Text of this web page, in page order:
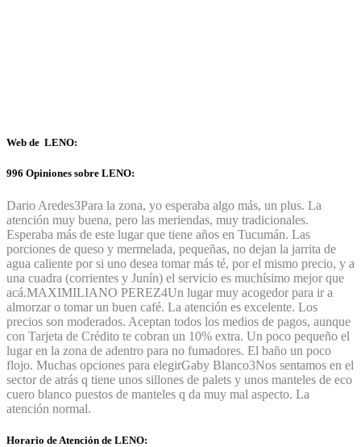
Web de LENO:
996 Opiniones sobre LENO:
Dario Aredes3Para la zona, yo esperaba algo más, un plus. La
atención muy buena, pero las meriendas, muy tradicionales.
Esperaba más de este lugar que tiene años en Tucumán. Las
porciones de queso y mermelada, pequeñas, no dejan la jarrita de
agua caliente por si uno desea tomar más té, por el mismo precio, y a
una cuadra (corrientes y Junín) el servicio es muchísimo mejor que
acá.MAXIMILIANO PEREZ4Un lugar muy acogedor para ir a
almorzar o tomar un buen café. La atención es excelente. Los
precios son moderados. Aceptan todos los medios de pagos, aunque
con Tarjeta de Crédito te cobran un 10% extra. Un poco pequeño el
lugar en la zona de adentro para no fumadores. El baño un poco
flojo. Muchas opciones para elegirGaby Blanco3Nos sentamos en el
sector de atrás q tiene unos sillones de palets y unos manteles de eco
cuero blanco puestos de manteles q da muy mal aspecto. La
atención normal.
Horario de Atención de LENO: